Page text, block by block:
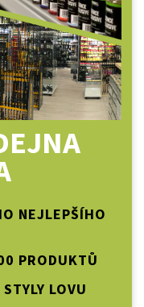
NEJLEPŠÍHO
PRODUKTŮ
LOVU